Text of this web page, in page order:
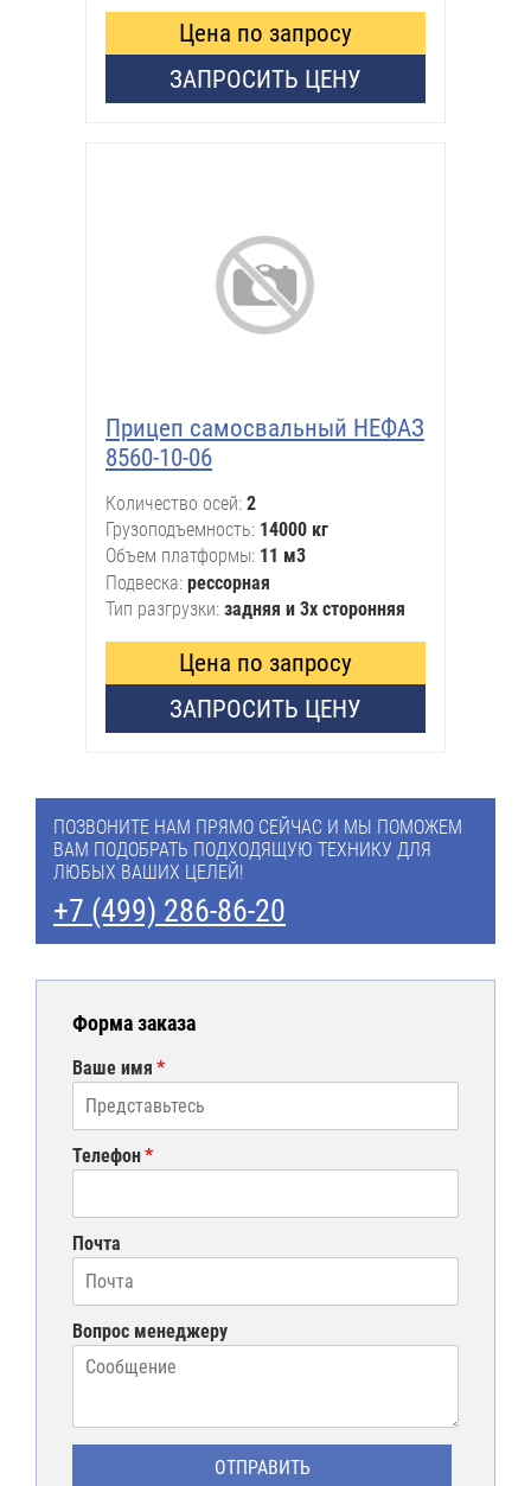
Цена по запросу
ЗАПРОСИТЬ ЦЕНУ
Прицеп самосвальный НЕФАЗ
8560-10-06
Количество осей 2
Грузоподъемность 14000 кг
Объем платформы 11 м3
Подвеска рессорная
Тип разгрузки задняя и 3х сторонняя
Цена по запросу
ЗАПРОСИТЬ ЦЕНУ
ПОЗВОНИТЕ НАМ ПРЯМО СЕЙЧАС И МЫ ПОМОЖЕМ
ВАМ ПОДОБРАТЬ ПОДХОДЯЩУЮ ТЕХНИКУ ДЛЯ
ЛЮБЫХ ВАШИХ ЦЕЛЕЙ!
+7 (499) 286-86-20
Форма заказа
Ваше имя
Телефон
Почта
Вопрос менеджеру